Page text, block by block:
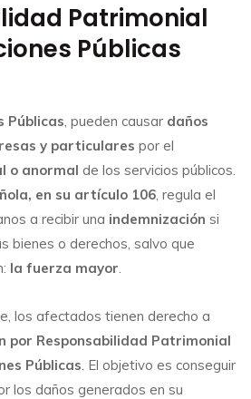
Patrimonial
Públicas
Públicas, pueden causar daños
y particulares por el
o anormal de los servicios públicos.
en su artículo 106, regula el
a recibir una indemnización si
bienes o derechos, salvo que
la fuerza mayor.
los afectados tienen derecho a
por Responsabilidad Patrimonial
Públicas. El objetivo es conseguir
los daños generados en su